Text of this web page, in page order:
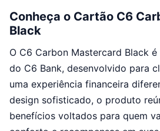
Conheça o Cartão C6
Black
O C6 Carbon Mastercard Black
do C6 Bank, desenvolvido para
uma experiência financeira
design sofisticado, o produto
benefícios voltados para quem